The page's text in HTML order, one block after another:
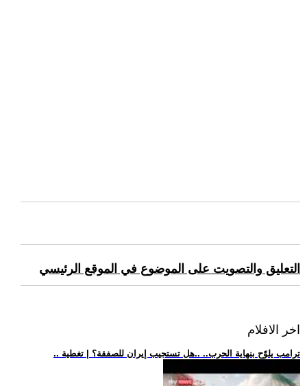
التعليق والتصويت على الموضوع في الموقع الرئيسي
اخر الافلام
.. ترامب يلوّح بنهاية الحرب.. ..هل تستجيب إيران للصفقة؟ | تغطية